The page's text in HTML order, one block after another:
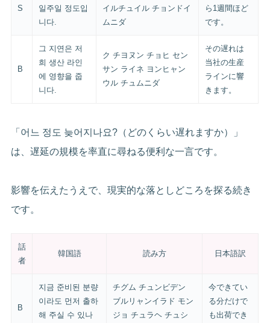
S
일주일 정도입
니다.
イルチュイル チョンドイ
ムニダ
ら1週間ほど
です。
B
그 지연은 저
희 생산 라인
에 영향을 줍
니다.
ク チヨヌン チョヒ セン
サン ライネ ヨンヒャン
ウル チュムニダ
その遅れは
当社の生産
ラインに響
きます。
「어느 정도 늦어지나요?（どのくらい遅れますか）」
は、遅延の規模を率直に尋ねる便利な一言です。
影響を伝えたうえで、現実的な落としどころを探る続き
です。
話
者
韓国語 読み方 日本語訳
B
지금 준비된 분량
이라도 먼저 출하
해 주실 수 있나
チグム チュンビデン
ブルリャンイラド モン
ジョ チュラヘ チュシ
今できてい
る分だけで
も出荷でき